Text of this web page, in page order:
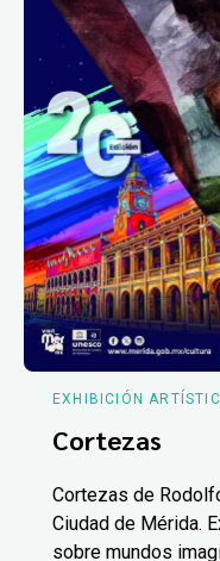
EXHIBICIÓN
Cortezas
Cortezas de
Ciudad de Mérida.
sobre mundos